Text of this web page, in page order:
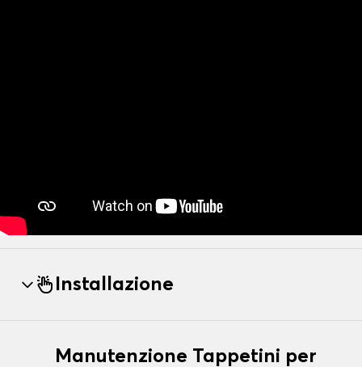
Installazione
Manutenzione Tappetini per